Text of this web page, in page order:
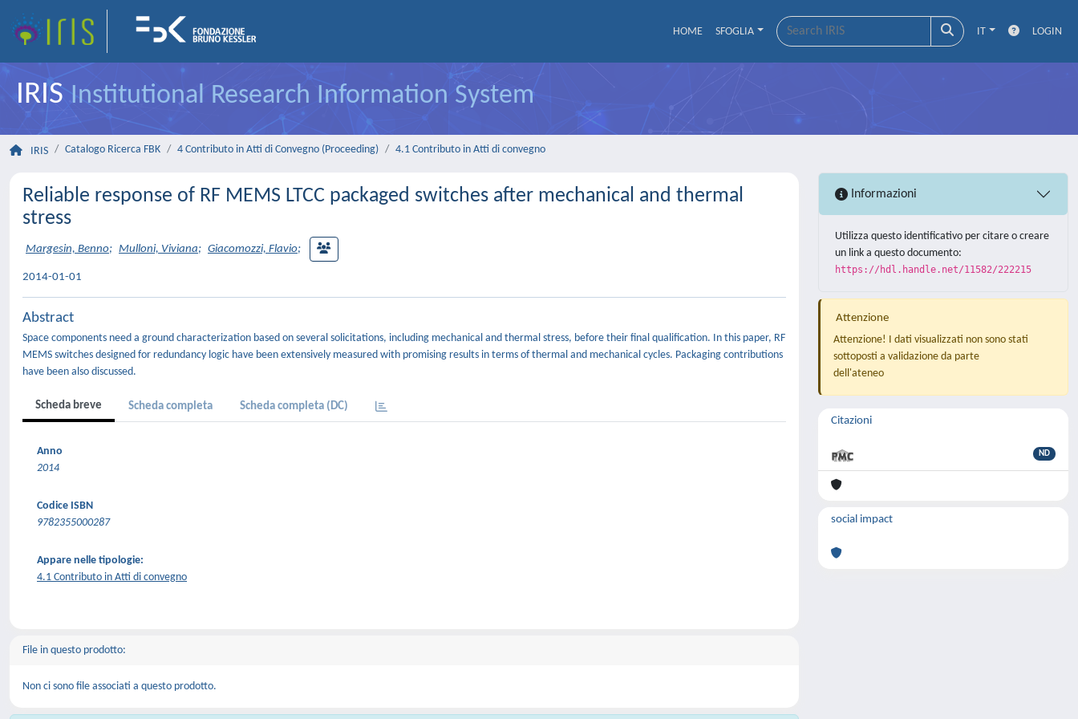
HOME SFOGLIA IT LOGIN
IRISInstitutional Research Information System
IRIS Catalogo Ricerca FBK 4 Contributo in Atti di Convegno (Proceeding) 4.1 Contributo in Atti di convegno
Reliable response of RF MEMS LTCC packaged switches after mechanical and thermal
stress
Margesin, Benno; Mulloni, Viviana; Giacomozzi, Flavio;
2014-01-01
Abstract
Space components need a ground characterization based on several solicitations, including mechanical and thermal stress, before their final qualification. In this paper, RF
MEMS switches designed for redundancy logic have been extensively measured with promising results in terms of thermal and mechanical cycles. Packaging contributions
have been also discussed.
Scheda breve Scheda completa Scheda completa (DC)
Anno
2014
Codice ISBN
9782355000287
Appare nelle tipologie:
4.1 Contributo in Atti di convegno
File in questo prodotto:
Non ci sono file associati a questo prodotto.
Informazioni
Utilizza questo identificativo per citare o creare
un link a questo documento:
https://hdl.handle.net/11582/222215
Attenzione
Attenzione! I dati visualizzati non sono stati
sottoposti a validazione da parte
dell'ateneo
Citazioni
ND
social impact